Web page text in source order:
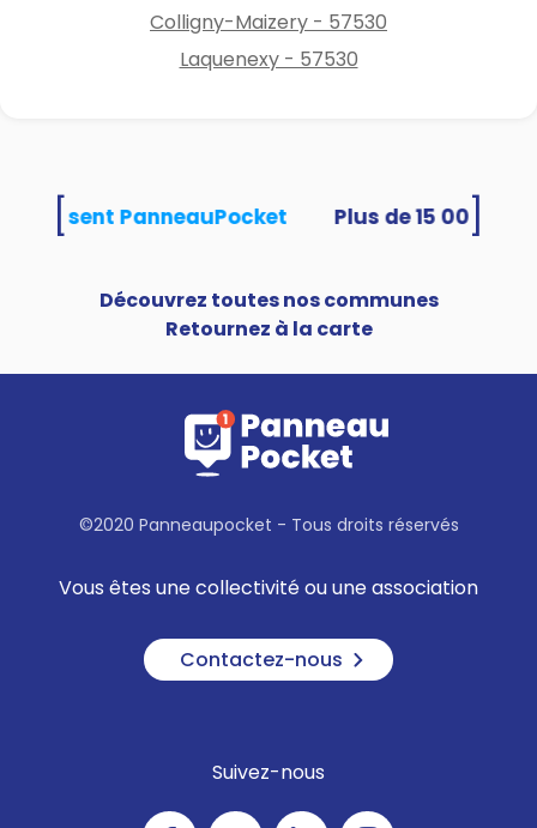
Colligny-Maizery - 57530
Laquenexy - 57530
utilisent PanneauPocket
Découvrez toutes nos communes
Retournez à la carte
©2020 Panneaupocket - Tous droits réservés
Vous êtes une collectivité ou une association
Contactez-nous
Suivez-nous